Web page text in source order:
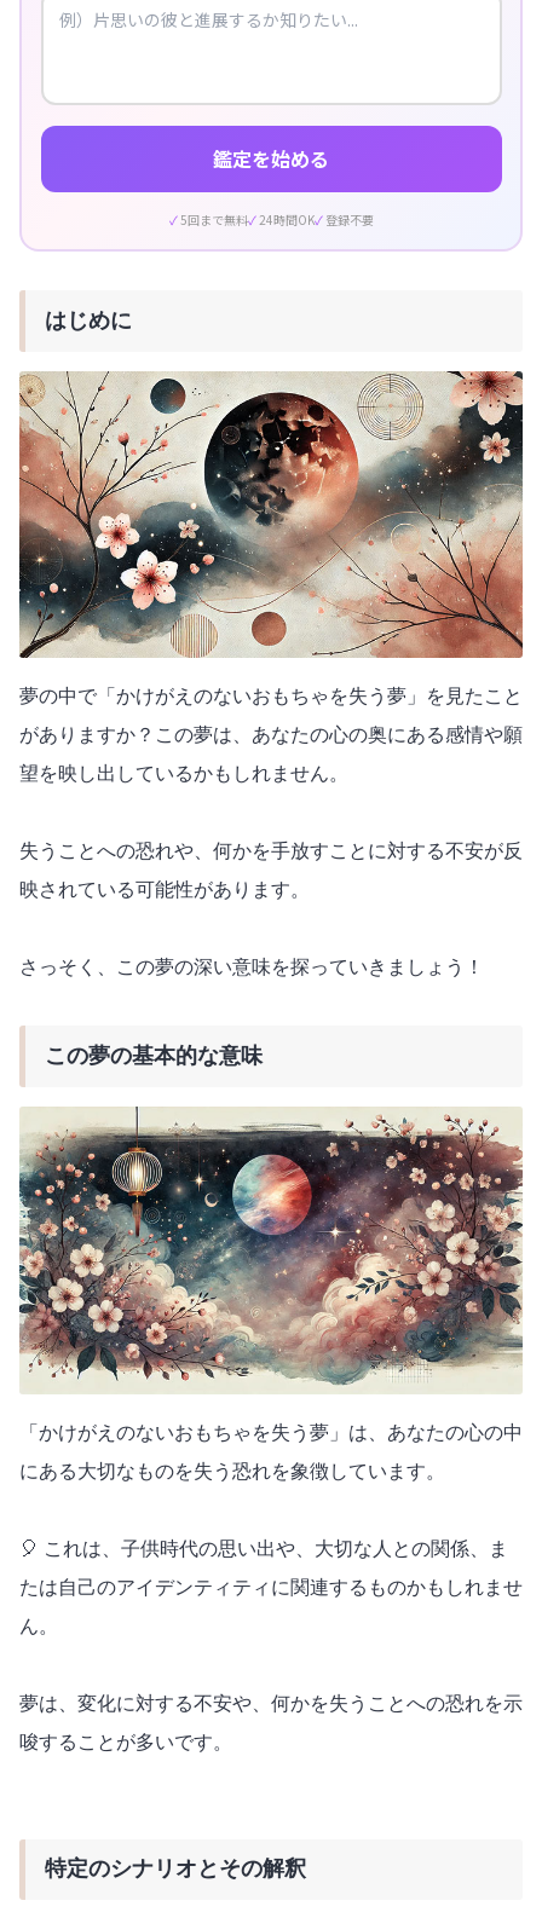
鑑定を始める
5回まで無料 24時間OK 登録不要
はじめに
夢の中で「かけがえのないおもちゃを失う夢」を見たこと
がありますか？この夢は、あなたの心の奥にある感情や願
望を映し出しているかもしれません。
失うことへの恐れや、何かを手放すことに対する不安が反
映されている可能性があります。
さっそく、この夢の深い意味を探っていきましょう！
この夢の基本的な意味
「かけがえのないおもちゃを失う夢」は、あなたの心の中
にある大切なものを失う恐れを象徴しています。
🎈 これは、子供時代の思い出や、大切な人との関係、ま
たは自己のアイデンティティに関連するものかもしれませ
ん。
夢は、変化に対する不安や、何かを失うことへの恐れを示
唆することが多いです。
特定のシナリオとその解釈